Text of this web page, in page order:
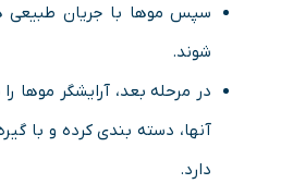
سپس موها با جریان
شوند.
در مرحله بعد، آرایشگر موها
آنها، دسته بندی کرده و با
دارد.